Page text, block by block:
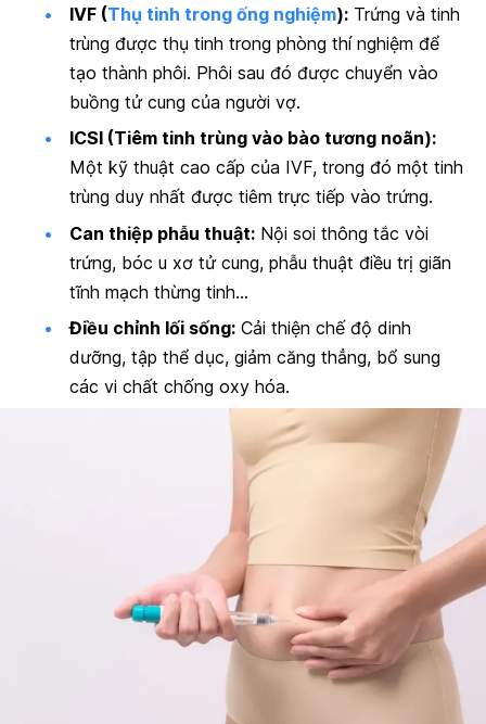
IVF (Thụ tinh trong ống nghiệm): Trứng và tinh
trùng được thụ tinh trong phòng thí nghiệm để
tạo thành phôi. Phôi sau đó được chuyển vào
buồng tử cung của người vợ.
ICSI (Tiêm tinh trùng vào bào tương noãn):
Một kỹ thuật cao cấp của IVF, trong đó một tinh
trùng duy nhất được tiêm trực tiếp vào trứng.
Can thiệp phẫu thuật: Nội soi thông tắc vòi
trứng, bóc u xơ tử cung, phẫu thuật điều trị giãn
tĩnh mạch thừng tinh…
Điều chỉnh lối sống: Cải thiện chế độ dinh
dưỡng, tập thể dục, giảm căng thẳng, bổ sung
các vi chất chống oxy hóa.